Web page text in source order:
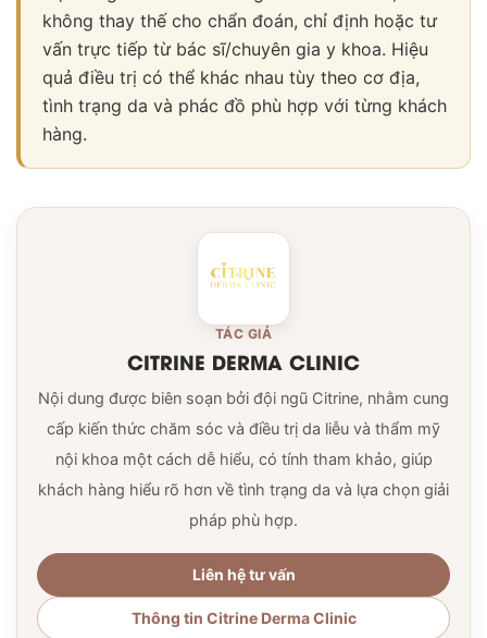
không thay thế cho chẩn đoán, chỉ định hoặc tư
vấn trực tiếp từ bác sĩ/chuyên gia y khoa. Hiệu
quả điều trị có thể khác nhau tùy theo cơ địa,
tình trạng da và phác đồ phù hợp với từng khách
hàng.
TÁC GIẢ
CITRINE DERMA CLINIC
Nội dung được biên soạn bởi đội ngũ Citrine, nhằm cung
cấp kiến thức chăm sóc và điều trị da liễu và thẩm mỹ
nội khoa một cách dễ hiểu, có tính tham khảo, giúp
khách hàng hiểu rõ hơn về tình trạng da và lựa chọn giải
pháp phù hợp.
Liên hệ tư vấn
Thông tin Citrine Derma Clinic